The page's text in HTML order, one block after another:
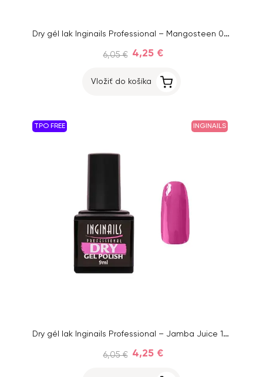
Dry gél lak Inginails Professional – Mangosteen 07, 9 ml
6,05 € 4,25 €
Vložiť do košíka
TPO FREE INGINAILS
Dry gél lak Inginails Professional – Jamba Juice 10, 9 ml
6,05 € 4,25 €